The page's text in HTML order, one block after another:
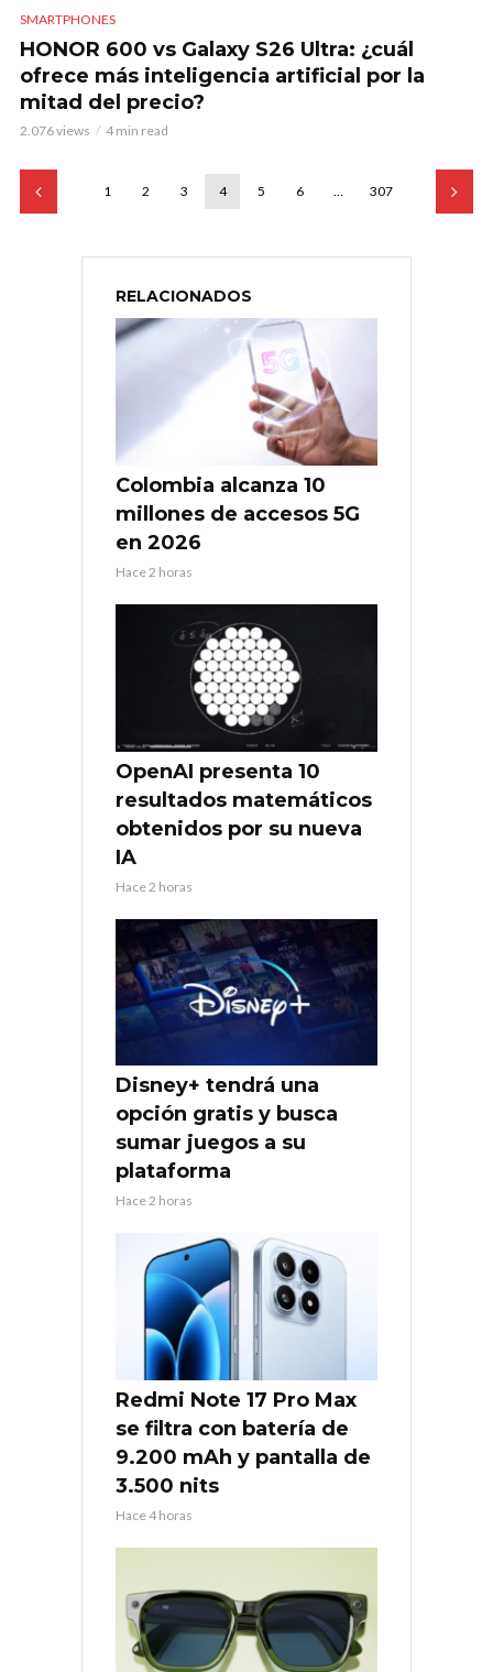
SMARTPHONES
HONOR 600 vs Galaxy S26 Ultra: ¿cuál
ofrece más inteligencia artificial por la
mitad del precio?
2.076 views 4 min read
1 2 3 4 5 6 … 307
RELACIONADOS
Colombia alcanza 10
millones de accesos 5G
en 2026
Hace 2 horas
OpenAI presenta 10
resultados matemáticos
obtenidos por su nueva
IA
Hace 2 horas
Disney+ tendrá una
opción gratis y busca
sumar juegos a su
plataforma
Hace 2 horas
Redmi Note 17 Pro Max
se filtra con batería de
9.200 mAh y pantalla de
3.500 nits
Hace 4 horas